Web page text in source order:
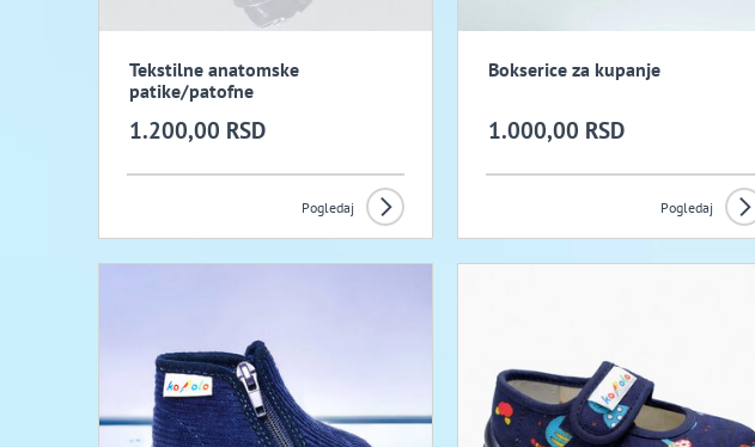
Tekstilne anatomske
patike/patofne
1.200,00 RSD
Pogledaj
Bokserice za kupanje
1.000,00 RSD
Pogledaj